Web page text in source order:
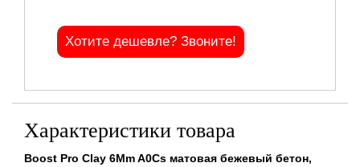
Хотите дешевле? Звоните!
Характеристики товара
Boost Pro Clay 6Mm A0Cs матовая бежевый бетон,